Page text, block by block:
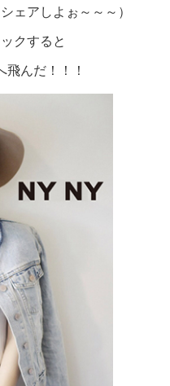
ェアしよぉ～～～）
クすると
んだ！！！